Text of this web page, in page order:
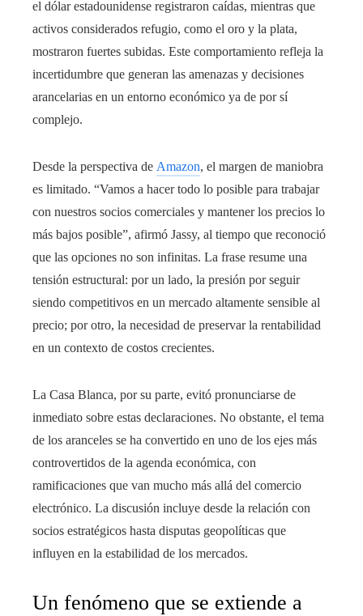
el dólar estadounidense registraron caídas, mientras que
activos considerados refugio, como el oro y la plata,
mostraron fuertes subidas. Este comportamiento refleja la
incertidumbre que generan las amenazas y decisiones
arancelarias en un entorno económico ya de por sí
complejo.
Desde la perspectiva de Amazon, el margen de maniobra
es limitado. “Vamos a hacer todo lo posible para trabajar
con nuestros socios comerciales y mantener los precios lo
más bajos posible”, afirmó Jassy, al tiempo que reconoció
que las opciones no son infinitas. La frase resume una
tensión estructural: por un lado, la presión por seguir
siendo competitivos en un mercado altamente sensible al
precio; por otro, la necesidad de preservar la rentabilidad
en un contexto de costos crecientes.
La Casa Blanca, por su parte, evitó pronunciarse de
inmediato sobre estas declaraciones. No obstante, el tema
de los aranceles se ha convertido en uno de los ejes más
controvertidos de la agenda económica, con
ramificaciones que van mucho más allá del comercio
electrónico. La discusión incluye desde la relación con
socios estratégicos hasta disputas geopolíticas que
influyen en la estabilidad de los mercados.
Un fenómeno que se extiende a